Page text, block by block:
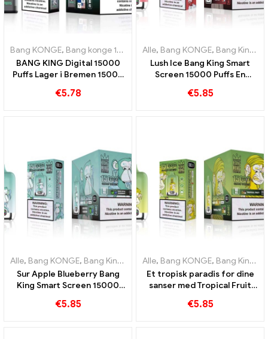
Bang KONGE, Bang konge 15000 Pust , Engangs e-cigaret med
BANG KING Digital 15000
Puffs Lager i Bremen 15000
€5.78
Alle, Bang KONGE, Bang King Smart skærm 15000 Puff
Lush Ice Bang King Smart
Screen 15000 Puffs En
blanding af vandmelon og
€5.85
Alle, Bang KONGE, Bang King Smart skærm 15000 Puff ,Engangs
Sur Apple Blueberry Bang
King Smart Screen 15000
oplevelse fuld af friske
€5.85
Alle, Bang KONGE, Bang King Smart skærm 15000 Puff
Et tropisk paradis for dine
sanser med Tropical Fruit
15000 Puff
€5.85